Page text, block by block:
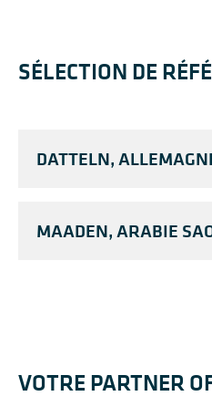
SÉLECTION DE
DATTELN,
MAADEN, ARABIE
VOTRE PARTNER